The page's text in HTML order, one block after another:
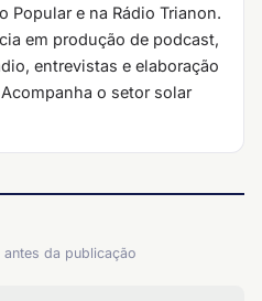
Popular e na Rádio Trianon.
em produção de podcast,
entrevistas e elaboração
o setor solar
da publicação